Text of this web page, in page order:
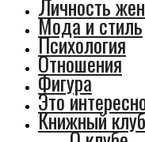
Личность
Мода и стиль
Психология
Отношения
Фигура
Это
Книжный клуб